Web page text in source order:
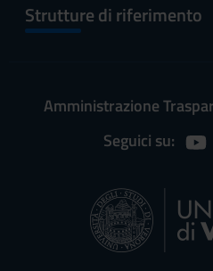
Strutture di riferimento
Amministrazione
Seguici su: